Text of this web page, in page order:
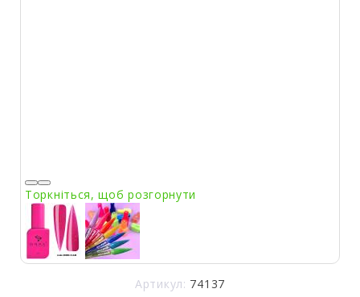
Торкніться, щоб розгорнути
Артикул: 74137